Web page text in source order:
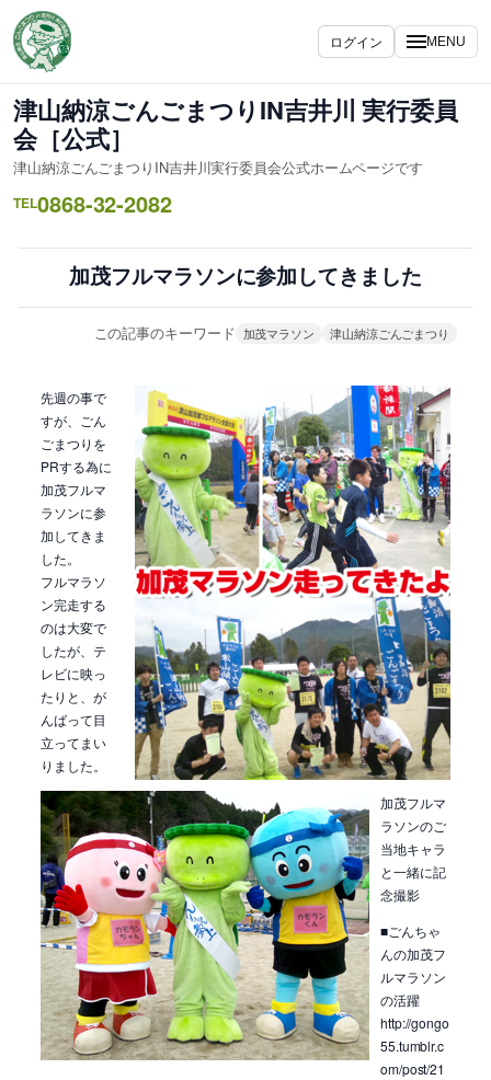
容
を
ス
キ
ッ
プ
ログイン MENU
津山納涼ごんごまつりIN吉井川 実行委員
会［公式］
津山納涼ごんごまつりIN吉井川実行委員会公式ホームページです
TEL0868-32-2082
加茂フルマラソンに参加してきました
この記事のキーワード 加茂マラソン 津山納涼ごんごまつり
先週の事で
すが、ごん
ごまつりを
PRする為に
加茂フルマ
ラソンに参
加してきま
した。
フルマラソ
ン完走する
のは大変で
したが、テ
レビに映っ
たりと、が
んばって目
立ってまい
りました。
加茂フルマ
ラソンのご
当地キャラ
と一緒に記
念撮影
■ごんちゃ
んの加茂フ
ルマラソン
の活躍
http://gongo
55.tumblr.c
om/post/21